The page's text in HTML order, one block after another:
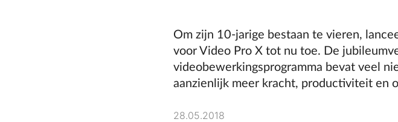
Om zijn 10-jarige bestaan te vieren,
voor Video Pro X tot nu toe. De
videobewerkingsprogramma bevat veel
aanzienlijk meer kracht, productiviteit en
28.05.2018